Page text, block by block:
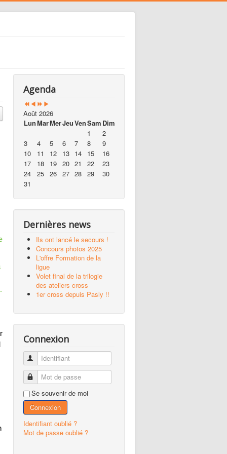
Agenda
Août 2026
LunMarMerJeuVenSam Dim
1
2
3
4 5 6 7 8
9
10
11 12 13 14 15
16
17
18 19 20 21 22
23
24
25 26 27 28 29
30
31
Dernières news
Ils ont lancé le secours !
Concours photos 2025
L'offre Formation de la
ligue
Volet final de la trilogie
des ateliers cross
1er cross depuis Pasly !!
Connexion
Identifiant
Mot de passe
Se souvenir de moi
Connexion
Identifiant oublié ?
Mot de passe oublié ?